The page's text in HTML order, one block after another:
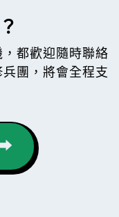
都歡迎隨時聯絡
團，將會全程支
⮕